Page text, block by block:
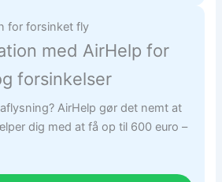
med AirHelp for
forsinkelser
AirHelp gør det nemt at
dig med at få op til 600 euro –